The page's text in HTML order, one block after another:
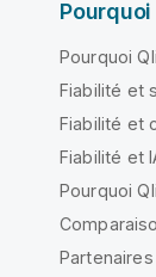
Pourquoi
Pourquoi
Fiabilité et
Fiabilité et
Fiabilité et
Pourquoi